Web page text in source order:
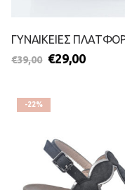
€39,00 €29,00
-22%